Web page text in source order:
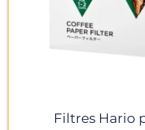
Filtres Hario